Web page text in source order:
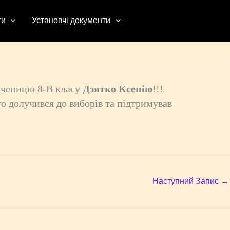
Установчі документи
8-В класу Дзятко Ксенію!!!
долучився до виборів та підтримував
Наступний Запис →